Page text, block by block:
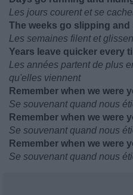
Les jours courent et se
The weeks go slipping and
Les semaines filent et
Years leave quicker every
Les années partent de plus
qu'elles viennent
Remember when we were
Se souvenant quand nous
Remember when we were
Se souvenant quand nous
Remember when we were
Se souvenant quand nous